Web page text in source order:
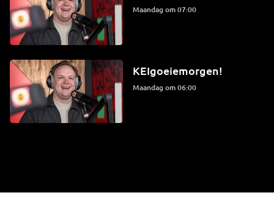
maandag om 07:00
KEIgoeiemorgen!
maandag om 06:00